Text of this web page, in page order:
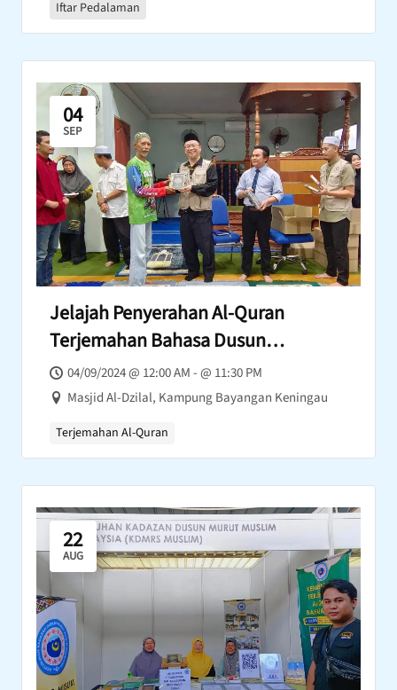
Iftar Pedalaman
04
SEP
Jelajah Penyerahan Al-Quran
Terjemahan Bahasa Dusun
(Keningau)
04/09/2024 @ 12:00 AM - @ 11:30 PM
Masjid Al-Dzilal, Kampung Bayangan Keningau
Terjemahan Al-Quran
22
AUG